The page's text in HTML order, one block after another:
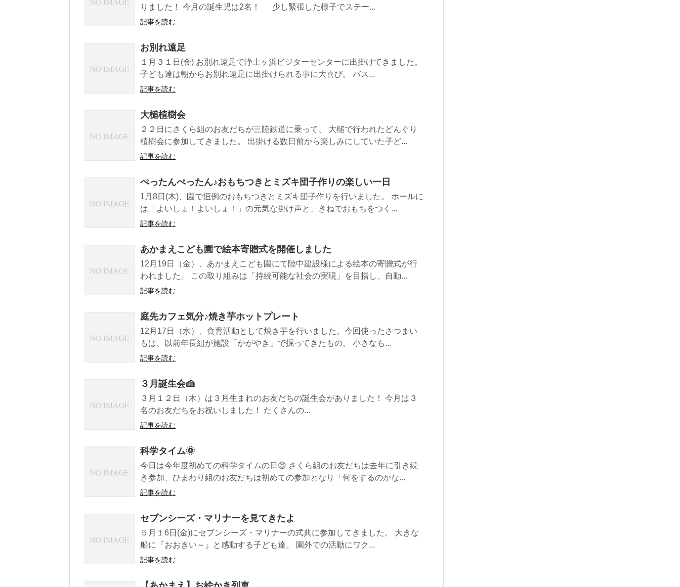
りました！ 今月の誕生児は2名！ 少し緊張した様子でステー...
記事を読む
お別れ遠足
１月３１日(金) お別れ遠足で浄土ヶ浜ビジターセンターに出掛けてきました。
子ども達は朝からお別れ遠足に出掛けられる事に大喜び。 バス...
記事を読む
大槌植樹会
２２日にさくら組のお友だちが三陸鉄道に乗って、 大槌で行われたどんぐり
植樹会に参加してきました。 出掛ける数日前から楽しみにしていた子ど...
記事を読む
ぺったんぺったん♪おもちつきとミズキ団子作りの楽しい一日
1月8日(木)、園で恒例のおもちつきとミズキ団子作りを行いました。 ホールに
は「よいしょ！よいしょ！」の元気な掛け声と、きねでおもちをつく...
記事を読む
あかまえこども園で絵本寄贈式を開催しました
12月19日（金）、あかまえこども園にて陸中建設様による絵本の寄贈式が行
われました。 この取り組みは「持続可能な社会の実現」を目指し、自動...
記事を読む
庭先カフェ気分♪焼き芋ホットプレート
12月17日（水）、食育活動として焼き芋を行いました。今回使ったさつまい
もは、以前年長組が施設「かがやき」で掘ってきたもの。 小さなも...
記事を読む
３月誕生会🍰
３月１２日（木）は３月生まれのお友だちの誕生会がありました！ 今月は３
名のお友だちをお祝いしました！ たくさんの...
記事を読む
科学タイム🌞
今日は今年度初めての科学タイムの日😊 さくら組のお友だちは去年に引き続
き参加、ひまわり組のお友だちは初めての参加となり「何をするのかな...
記事を読む
セブンシーズ・マリナーを見てきたよ
５月１6日(金)にセブンシーズ・マリナーの式典に参加してきました。 大きな
船に『おおきい～』と感動する子ども達。 園外での活動にワク...
記事を読む